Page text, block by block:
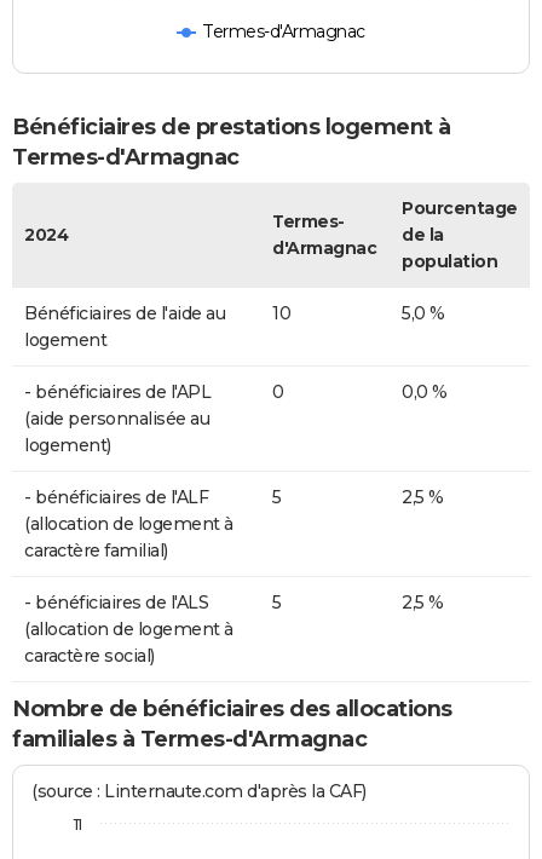
Termes-d'Armagnac
Bénéficiaires de prestations logement à
Termes-d'Armagnac
2024
Termes-
d'Armagnac
Pourcentage
de la
population
Bénéficiaires de l'aide au
logement
10 5,0 %
- bénéficiaires de l'APL
(aide personnalisée au
logement)
0 0,0 %
- bénéficiaires de l'ALF
(allocation de logement à
caractère familial)
5 2,5 %
- bénéficiaires de l'ALS
(allocation de logement à
caractère social)
5 2,5 %
Nombre de bénéficiaires des allocations
familiales à Termes-d'Armagnac
(source : Linternaute.com d'après la CAF)
11